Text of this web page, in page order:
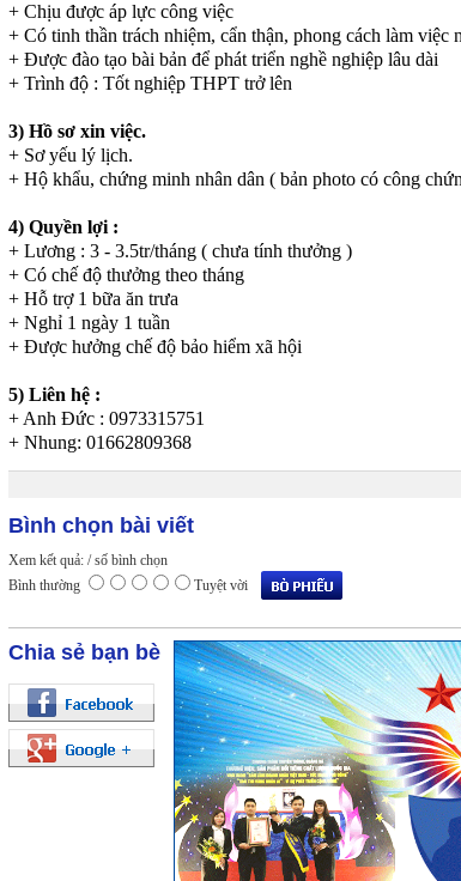
+ Chịu được áp lực công việc
+ Có tinh thần trách nhiệm, cẩn thận, phong cách làm việc
+ Được đào tạo bài bản để phát triển nghề nghiệp lâu dài
+ Trình độ : Tốt nghiệp THPT trở lên
3) Hồ sơ xin việc.
+ Sơ yếu lý lịch.
+ Hộ khẩu, chứng minh nhân dân ( bản photo có công
4) Quyền lợi :
+ Lương : 3 - 3.5tr/tháng ( chưa tính thưởng )
+ Có chế độ thưởng theo tháng
+ Hỗ trợ 1 bữa ăn trưa
+ Nghỉ 1 ngày 1 tuần
+ Được hưởng chế độ bảo hiểm xã hội
5) Liên hệ :
+ Anh Đức : 0973315751
+ Nhung: 01662809368
Bình chọn bài viết
Xem kết quả: / số bình chọn
Bình thường
Tuyệt vời
Chia sẻ bạn bè